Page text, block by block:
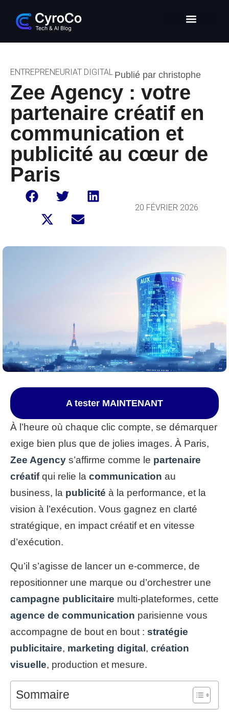
ENTREPRENEURIAT DIGITAL Publié par christophe
Zee Agency : votre
partenaire créatif en
communication et
publicité au cœur de
Paris
20 FÉVRIER 2026
A tester MAINTENANT
À l’heure où chaque clic compte, se démarquer
exige bien plus que de jolies images. À Paris,
Zee Agency s’affirme comme le partenaire
créatifqui relie la communication au
business, la publicité à la performance, et la
vision à l’exécution. Vous gagnez en clarté
stratégique, en impact créatif et en vitesse
d’exécution.
Qu’il s’agisse de lancer un e-commerce, de
repositionner une marque ou d’orchestrer une
campagne publicitaire multi-plateformes, cette
agence de communication parisienne vous
accompagne de bout en bout : stratégie
publicitaire, marketing digital, création
visuelle, production et mesure.
Sommaire